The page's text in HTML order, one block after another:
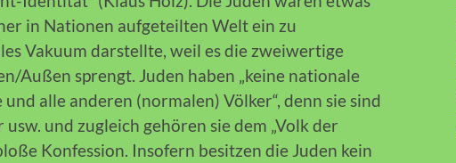
in Nationen aufgeteilten Welt ein zu
Vakuum darstellte, weil es die zweiwertige
Außen sprengt. Juden haben „keine nationale
alle anderen (normalen) Völker“, denn sie sind
und zugleich gehören sie dem „Volk der
Konfession. Insofern besitzen die Juden kein